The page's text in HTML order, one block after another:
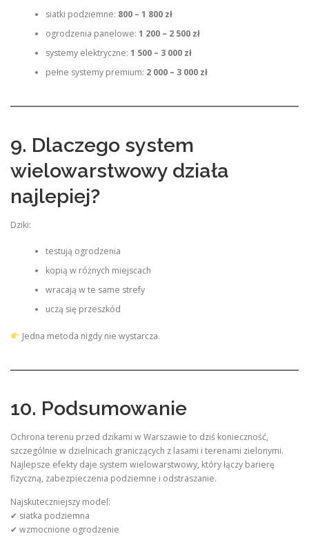
siatki podziemne: 800 – 1 800 zł
ogrodzenia panelowe: 1 200 – 2 500 zł
systemy elektryczne: 1 500 – 3 000 zł
pełne systemy premium: 2 000 – 3 000 zł
9. Dlaczego system
wielowarstwowy działa
najlepiej?
Dziki:
testują ogrodzenia
kopią w różnych miejscach
wracają w te same strefy
uczą się przeszkód
Jedna metoda nigdy nie wystarcza.
10. Podsumowanie
Ochrona terenu przed dzikami w Warszawie to dziś konieczność,
szczególnie w dzielnicach graniczących z lasami i terenami zielonymi.
Najlepsze efekty daje system wielowarstwowy, który łączy barierę
fizyczną, zabezpieczenia podziemne i odstraszanie.
Najskuteczniejszy model:
✔ siatka podziemna
✔ wzmocnione ogrodzenie